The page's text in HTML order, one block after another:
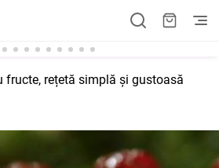
fructe, rețetă simplă și gustoasă